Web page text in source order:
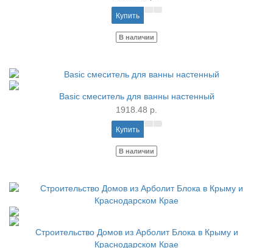
Купить
В наличии
Basic смеситель для ванны настенный
1918.48 р.
Купить
В наличии
Строительство Домов из Арболит Блока в Крыму и
Краснодарском Крае